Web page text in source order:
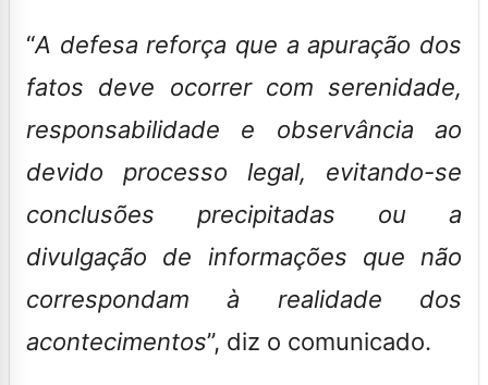
“A defesa reforça que a apuração dos
fatos deve ocorrer com serenidade,
responsabilidade e observância ao
devido processo legal, evitando-se
conclusões precipitadas ou a
divulgação de informações que não
correspondam à realidade dos
acontecimentos”, diz o comunicado.